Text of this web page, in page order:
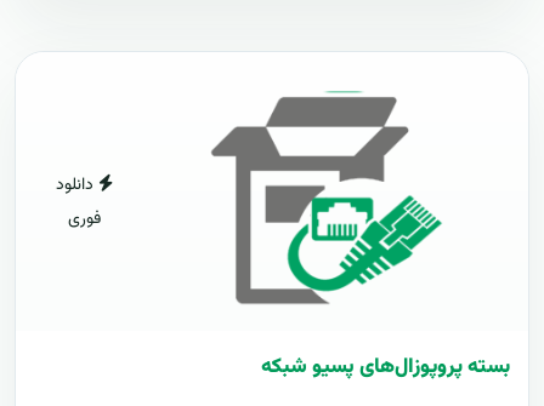
دانلود
فوری
بسته پروپوزال‌های پسیو شبکه